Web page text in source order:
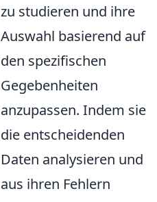
zu studieren und ihre
Auswahl basierend auf
den spezifischen
Gegebenheiten
anzupassen. Indem sie
die entscheidenden
Daten analysieren und
aus ihren Fehlern